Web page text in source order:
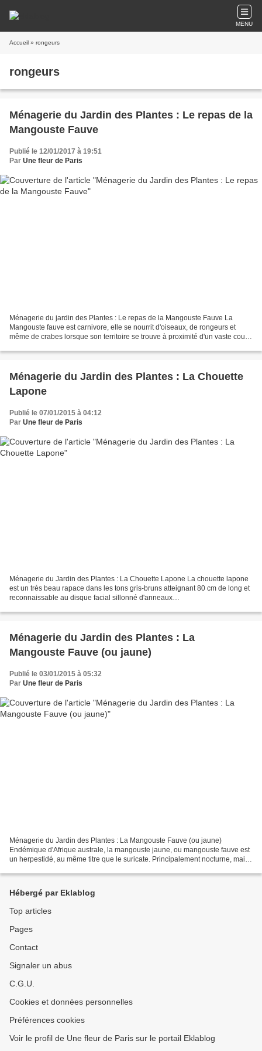
MENU
Accueil » rongeurs
rongeurs
Ménagerie du Jardin des Plantes : Le repas de la
Mangouste Fauve
Publié le 12/01/2017 à 19:51
Par Une fleur de Paris
Ménagerie du jardin des Plantes : Le repas de la Mangouste Fauve La
Mangouste fauve est carnivore, elle se nourrit d'oiseaux, de rongeurs et
même de crabes lorsque son territoire se trouve à proximité d'un vaste cours
Ménagerie du Jardin des Plantes : La Chouette
Lapone
Publié le 07/01/2015 à 04:12
Par Une fleur de Paris
Ménagerie du Jardin des Plantes : La Chouette Lapone La chouette lapone
est un très beau rapace dans les tons gris-bruns atteignant 80 cm de long et
reconnaissable au disque facial sillonné d'anneaux
Ménagerie du Jardin des Plantes : La
Mangouste Fauve (ou jaune)
Publié le 03/01/2015 à 05:32
Par Une fleur de Paris
Ménagerie du Jardin des Plantes : La Mangouste Fauve (ou jaune)
Endémique d'Afrique australe, la mangouste jaune, ou mangouste fauve est
un herpestidé, au même titre que le suricate. Principalement nocturne, mais
Hébergé par Eklablog
Top articles
Pages
Contact
Signaler un abus
C.G.U.
Cookies et données personnelles
Préférences cookies
Voir le profil de Une fleur de Paris sur le portail Eklablog